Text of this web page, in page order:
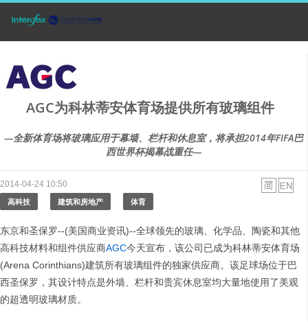
AGC为科林蒂安体育场提供所有玻璃组件
—全新体育场将玻璃应用于幕墙、栏杆和休息室，将承担2014年FIFA巴
西世界杯揭幕战重任—
2014-04-24 10:50
高科技 建筑和房地产 体育
东京和圣保罗--(美国商业资讯)--全球领先的玻璃、化学品、陶瓷和其他
高科技材料和组件供应商AGC今天宣布，该公司已成为科林蒂安体育场
(Arena Corinthians)建筑所有玻璃组件的独家供应商。该足球场位于巴
西圣保罗，其设计特点是外墙、栏杆和贵宾休息室均大量地使用了美观
的超透明玻璃材质。